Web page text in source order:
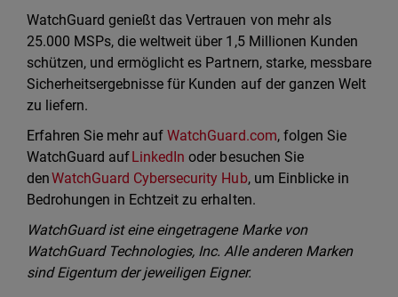
WatchGuard genießt das Vertrauen von mehr als
25.000 MSPs, die weltweit über 1,5 Millionen Kunden
schützen, und ermöglicht es Partnern, starke, messbare
Sicherheitsergebnisse für Kunden auf der ganzen Welt
zu liefern.
Erfahren Sie mehr aufWatchGuard.com, folgen Sie
WatchGuard auf LinkedIn oder besuchen Sie
denWatchGuard Cybersecurity Hub, um Einblicke in
Bedrohungen in Echtzeit zu erhalten.
WatchGuard ist eine eingetragene Marke von
WatchGuard Technologies, Inc. Alle anderen Marken
sind Eigentum der jeweiligen Eigner.